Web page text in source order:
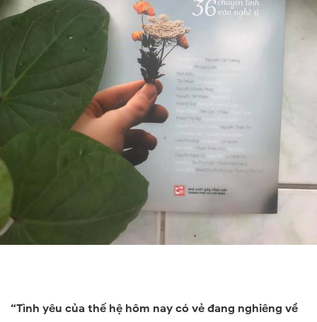
“Tình yêu của thế hệ hôm nay có vẻ đang nghiêng về